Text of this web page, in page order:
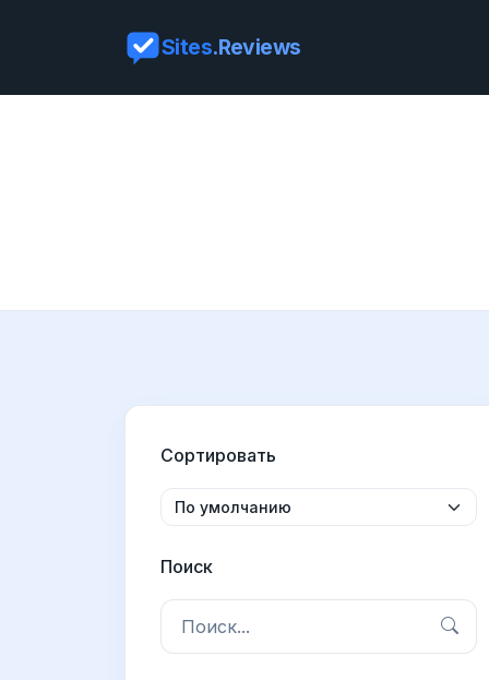
Sites.Reviews
Сортировать
Поиск